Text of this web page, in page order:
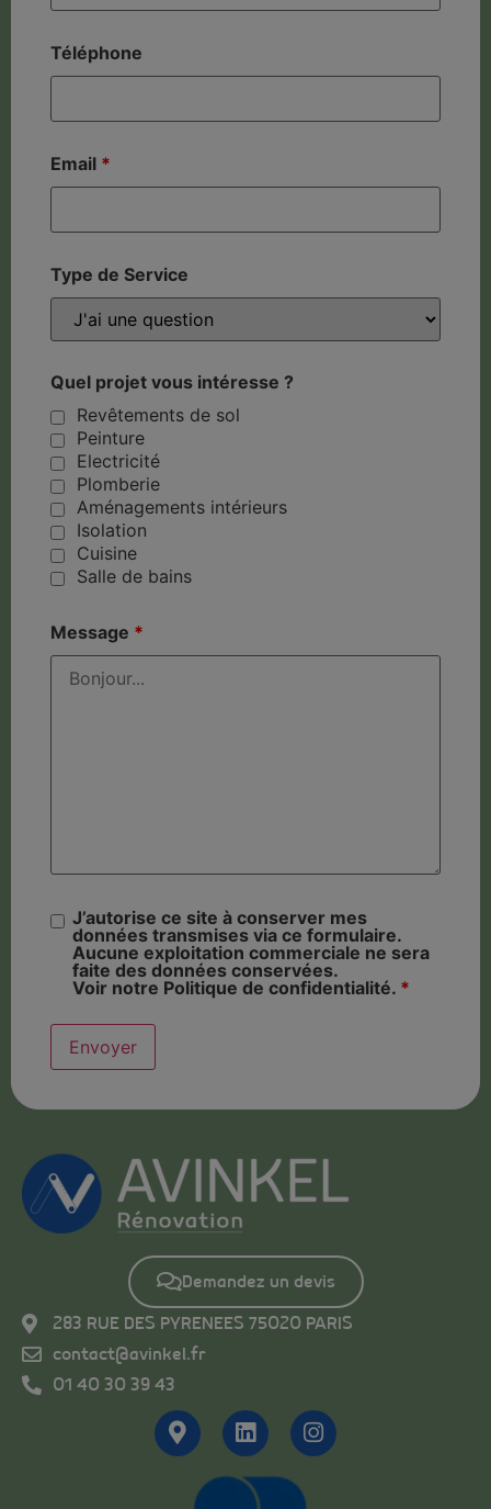
Téléphone
Email *
Type de Service
Quel projet vous intéresse ?
Revêtements de sol
Peinture
Electricité
Plomberie
Aménagements intérieurs
Isolation
Cuisine
Salle de bains
Message *
J’autorise ce site à conserver mes
données transmises via ce formulaire.
Aucune exploitation commerciale ne sera
faite des données conservées.
Voir notre Politique de confidentialité. *
Demandez un devis
283 RUE DES PYRENEES 75020 PARIS
contact@avinkel.fr
01 40 30 39 43